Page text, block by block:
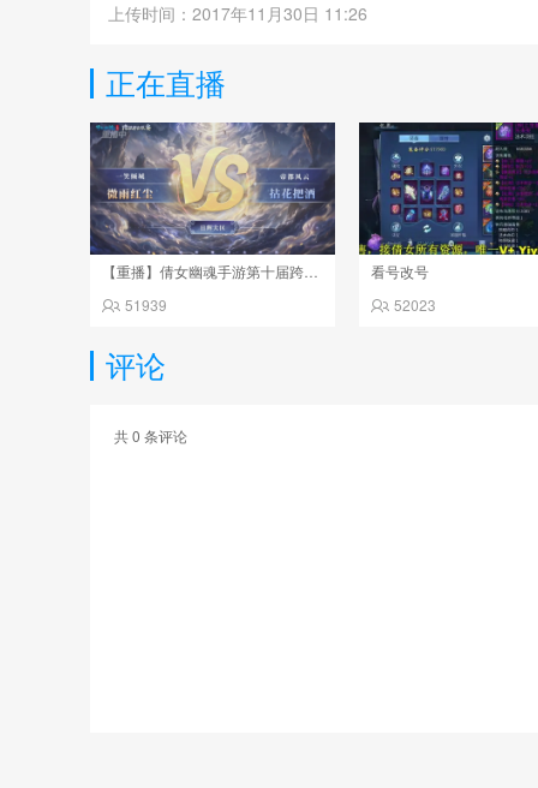
被动技能选延寿翻羽，第三个随意。祝大家游戏愉快。
上传时间：2017年11月30日 11:26
正在直播
51939
看号改号
52023
评论
共0 条评论